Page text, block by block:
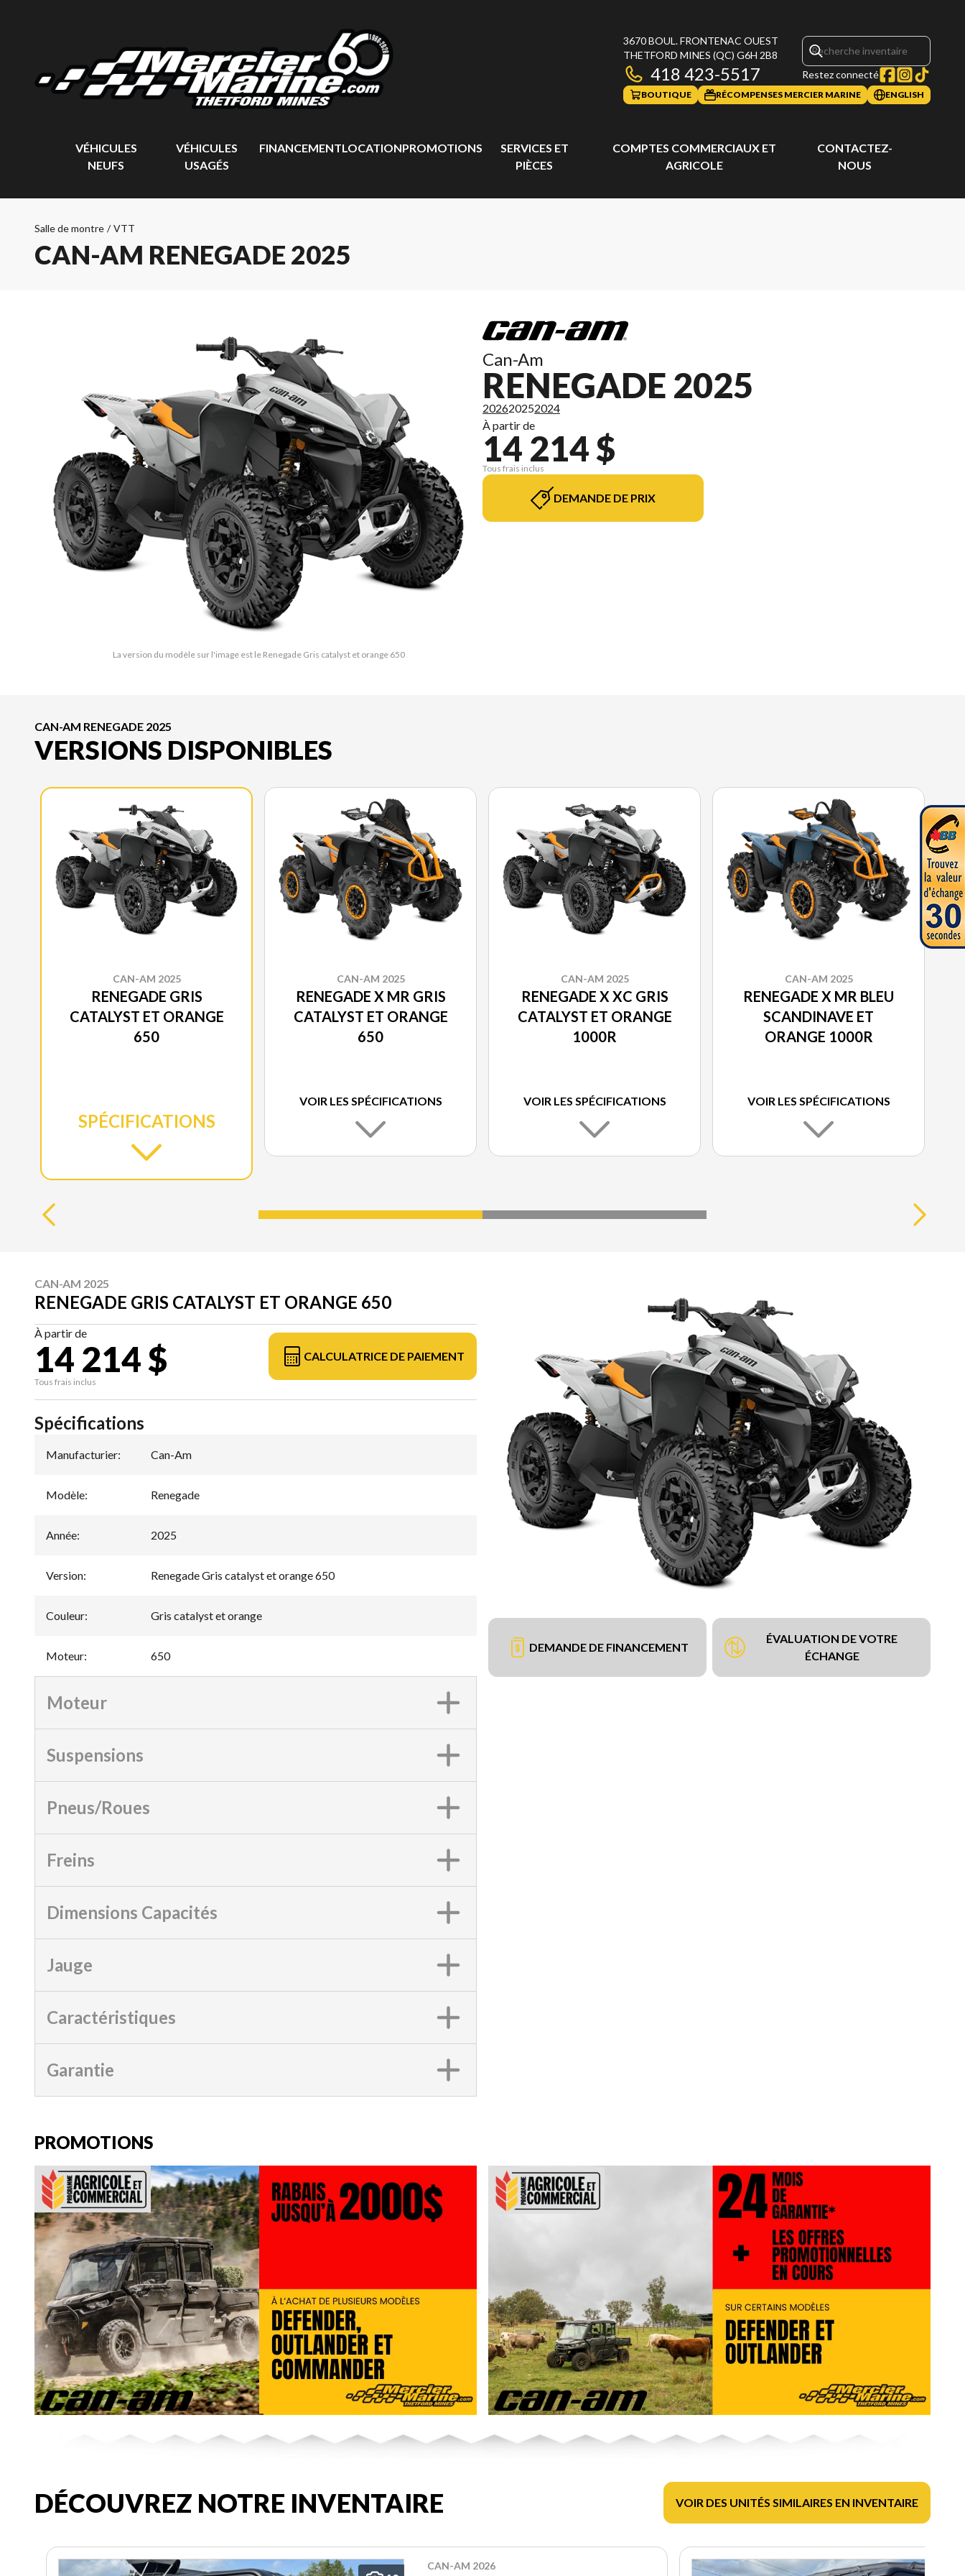
3670 BOUL. FRONTENAC OUEST
THETFORD MINES (QC) G6H 2B8
418 423-5517 Restez connecté
BOUTIQUE RÉCOMPENSES MERCIER MARINE ENGLISH
VÉHICULES
NEUFS
VÉHICULES
USAGÉS
FINANCEMENTLOCATIONPROMOTIONS
SERVICES ET
PIÈCES
COMPTES COMMERCIAUX ET
AGRICOLE
CONTACTEZ-
NOUS
Salle de montre / VTT
CAN-AM RENEGADE 2025
La version du modèle sur l'image est le Renegade Gris catalyst et orange 650
Can-Am
RENEGADE 2025
202620252024
À partir de
14 214 $
Tous frais inclus
DEMANDE DE PRIX
CAN-AM RENEGADE 2025
VERSIONS DISPONIBLES
CAN-AM 2025
RENEGADE GRIS
CATALYST ET ORANGE
650
SPÉCIFICATIONS
CAN-AM 2025
RENEGADE X MR GRIS
CATALYST ET ORANGE
650
VOIR LES SPÉCIFICATIONS
CAN-AM 2025
RENEGADE X XC GRIS
CATALYST ET ORANGE
1000R
VOIR LES SPÉCIFICATIONS
CAN-AM 2025
RENEGADE X MR BLEU
SCANDINAVE ET
ORANGE 1000R
VOIR LES SPÉCIFICATIONS
CAN-AM 2025
RENEGADE GRIS CATALYST ET ORANGE 650
À partir de
14 214 $
Tous frais inclus
CALCULATRICE DE PAIEMENT
DEMANDE DE FINANCEMENT
ÉVALUATION DE VOTRE
ÉCHANGE
Spécifications
Manufacturier: Can-Am
Modèle: Renegade
Année: 2025
Version: Renegade Gris catalyst et orange 650
Couleur: Gris catalyst et orange
Moteur: 650
Moteur
Suspensions
Pneus/Roues
Freins
Dimensions Capacités
Jauge
Caractéristiques
Garantie
PROMOTIONS
DÉCOUVREZ NOTRE INVENTAIRE VOIR DES UNITÉS SIMILAIRES EN INVENTAIRE
CAN-AM 2026